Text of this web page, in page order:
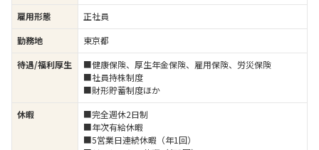
雇用形態
正社員
勤務地
東京都
待遇/福利厚生
■健康保険、厚生年金保険、雇用保険、労災保険
■社員持株制度
■財形貯蓄制度ほか
休暇
■完全週休2日制
■年次有給休暇
■5営業日連続休暇（年1回）